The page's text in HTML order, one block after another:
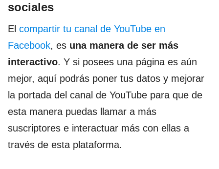
sociales
El compartir tu canal de YouTube en
Facebook, es una manera de ser más
interactivo. Y si posees una página es aún
mejor, aquí podrás poner tus datos y mejorar
la portada del canal de YouTube para que de
esta manera puedas llamar a más
suscriptores e interactuar más con ellas a
través de esta plataforma.